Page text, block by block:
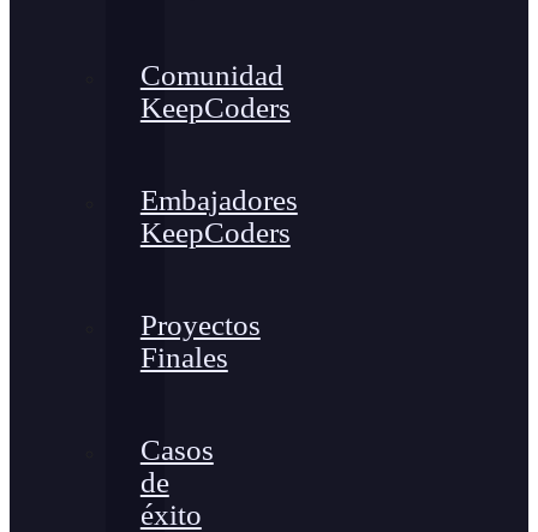
Comunidad
KeepCoders
Embajadores
KeepCoders
Proyectos
Finales
Casos
de
éxito